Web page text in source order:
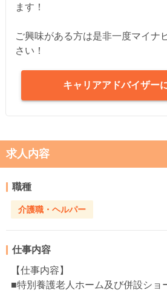
ます！
ご興味がある方は是非一度マイナ
さい！
キャリアアドバイザー
求人内容
職種
介護職・ヘルパー
仕事内容
【仕事内容】
■特別養護老人ホーム及び併設ショ